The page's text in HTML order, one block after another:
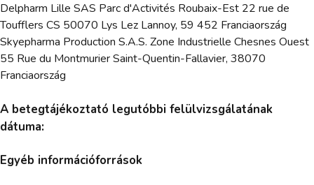
Delpharm Lille SAS Parc d'Activités Roubaix-Est 22 rue de
Toufflers CS 50070 Lys Lez Lannoy, 59 452 Franciaország
Skyepharma Production S.A.S. Zone Industrielle Chesnes Ouest
55 Rue du Montmurier Saint-Quentin-Fallavier, 38070
Franciaország
A betegtájékoztató legutóbbi felülvizsgálatának
dátuma:
Egyéb információforrások